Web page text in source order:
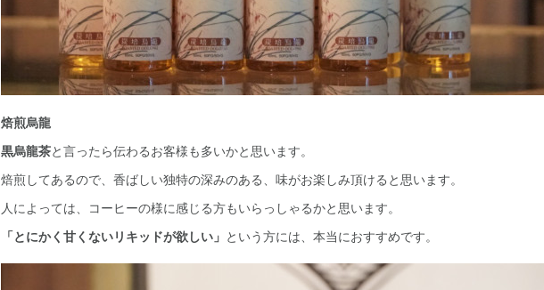
焙煎烏龍
黒烏龍茶と言ったら伝わるお客様も多いかと思います。
焙煎してあるので、香ばしい独特の深みのある、味がお楽しみ頂けると思います。
人によっては、コーヒーの様に感じる方もいらっしゃるかと思います。
「とにかく甘くないリキッドが欲しい」 という方には、本当におすすめです。